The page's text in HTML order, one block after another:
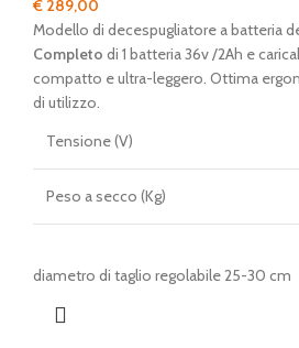
€ 289,00
Modello di decespugliatore a batteria
Completo di 1 batteria 36v /2Ah e
compatto e ultra-leggero. Ottima
di utilizzo.
Tensione (V)
Peso a secco (Kg)
diametro di taglio regolabile 25-30 cm